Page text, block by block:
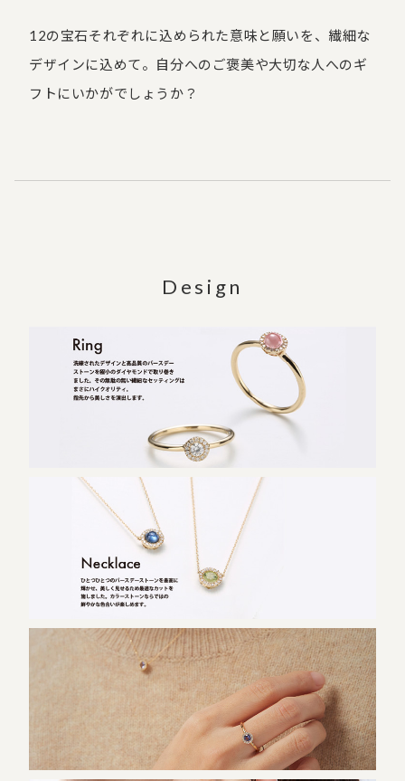
12の宝石それぞれに込められた意味と願いを、繊細な
デザインに込めて。自分へのご褒美や大切な人へのギ
フトにいかがでしょうか？
Design